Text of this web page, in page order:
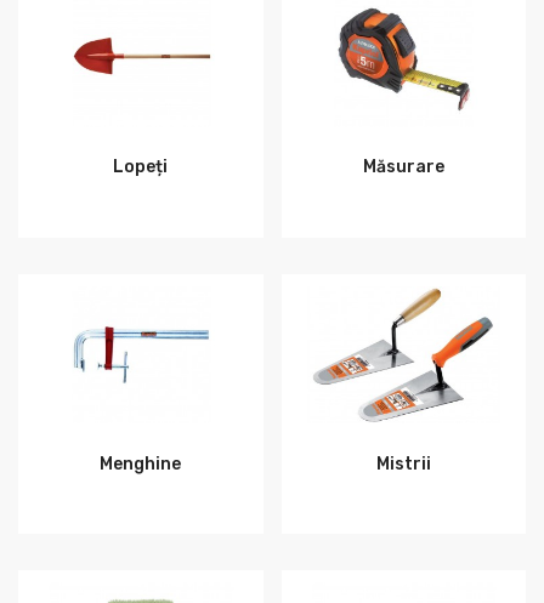
Lopeți Măsurare
Menghine Mistrii